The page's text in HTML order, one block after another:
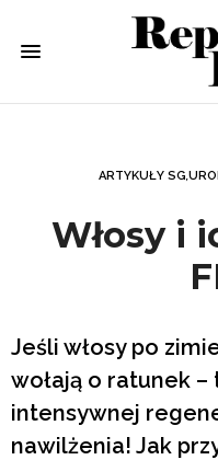
ARTYKUŁY SG,
Włosy i
Jeśli włosy po
wołają o ratunek
intensywnej
nawilżenia! Jak